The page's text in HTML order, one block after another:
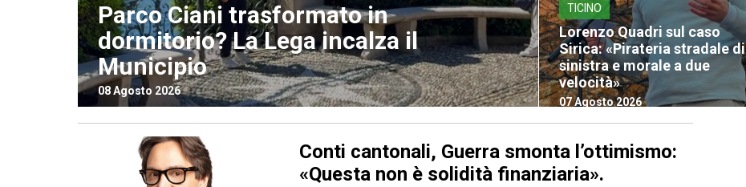
Parco Ciani trasformato in
dormitorio? La Lega incalza il
Municipio
08 Agosto 2026
TICINO
Lorenzo Quadri sul caso
Sirica: «Pirateria stradale di
sinistra e morale a due
velocità»
07 Agosto 2026
Conti cantonali, Guerra smonta l’ottimismo:
«Questa non è solidità finanziaria».